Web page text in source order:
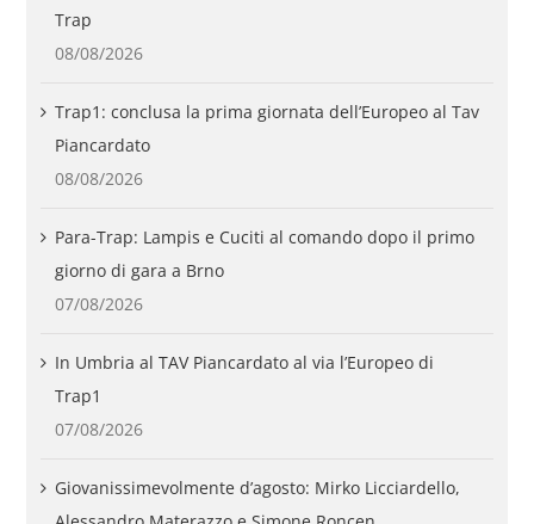
Trap
08/08/2026
Trap1: conclusa la prima giornata dell’Europeo al Tav
Piancardato
08/08/2026
Para-Trap: Lampis e Cuciti al comando dopo il primo
giorno di gara a Brno
07/08/2026
In Umbria al TAV Piancardato al via l’Europeo di
Trap1
07/08/2026
Giovanissimevolmente d’agosto: Mirko Licciardello,